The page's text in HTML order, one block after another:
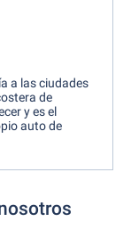
a las ciudades
de
y es el
auto de